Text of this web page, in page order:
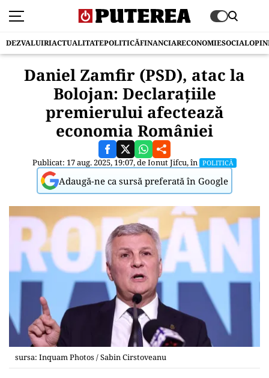
DEZVALUIRIACTUALITATEPOLITICĂFINANCIARECONOMIESOCIAL
Daniel Zamfir (PSD), atac la
Bolojan: Declarațiile
premierului afectează
economia României
Publicat: 17 aug. 2025, 19:07, deIonut Jifcu, în POLITICĂ
Adaugă-ne ca sursă preferată în Google
sursa: Inquam Photos / Sabin Cirstoveanu